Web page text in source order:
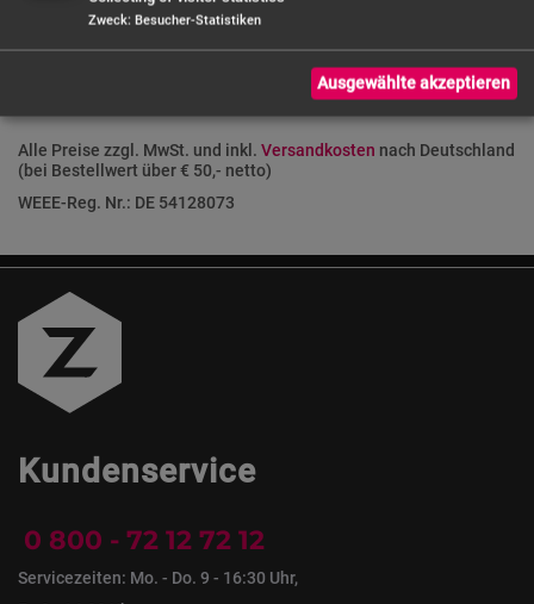
Alle Preise zzgl. MwSt. und inkl. Versandkosten nach Deutschland
(bei Bestellwert über € 50,- netto)
WEEE-Reg. Nr.: DE 54128073
Kundenservice
0 800 - 72 12 72 12
Servicezeiten: Mo. - Do. 9 - 16:30 Uhr,
Zweck: Besucher-Statistiken
Ausgewählte akzeptieren